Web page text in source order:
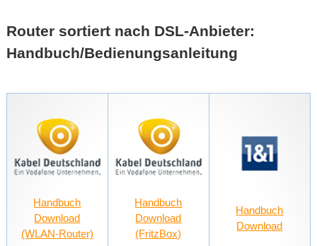
Router sortiert nach DSL-Anbieter:
Handbuch/Bedienungsanleitung
Handbuch
Download
(WLAN-Router)
Handbuch
Download
(FritzBox)
Handbuch
Download